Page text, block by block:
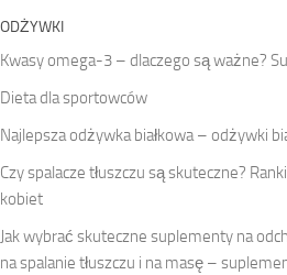
ODŻYWKI
Kwasy omega-3 – dlaczego są ważne?
Dieta dla sportowców
Najlepsza odżywka białkowa – odżywki
Czy spalacze tłuszczu są skuteczne?
kobiet
Jak wybrać skuteczne suplementy na
na spalanie tłuszczu i na masę –